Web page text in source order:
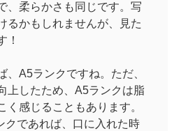
、柔らかさも同じです。写
るかもしれませんが、見た
！
、A5ランクですね。ただ、
上したため、A5ランクは脂
く感じることもあります。
クであれば、口に入れた時